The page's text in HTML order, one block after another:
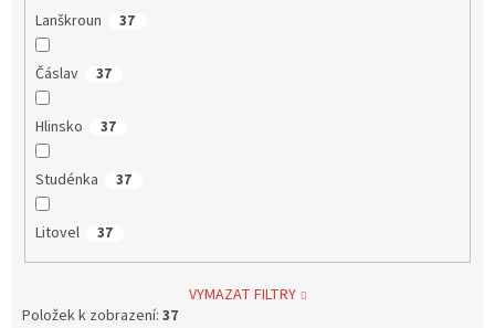
Lanškroun 37
Čáslav 37
Hlinsko 37
Studénka 37
Litovel 37
VYMAZAT FILTRY
Položek k zobrazení: 37